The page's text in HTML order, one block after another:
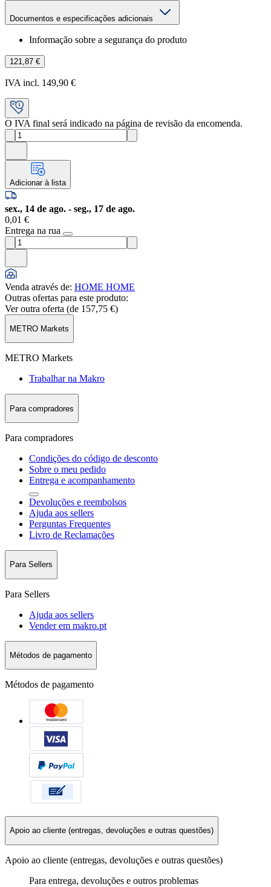
Documentos e especificações adicionais
Informação sobre a segurança do produto
121,87 €
IVA incl. 149,90 €
O IVA final será indicado na página de revisão da encomenda.
Adicionar à lista
sex., 14 de ago. - seg., 17 de ago.
0,01 €
Entrega na rua
Venda através de: HOME HOME
Outras ofertas para este produto:
Ver outra oferta (de 157,75 €)
METRO Markets
METRO Markets
Trabalhar na Makro
Para compradores
Para compradores
Condições do código de desconto
Sobre o meu pedido
Entrega e acompanhamento
Devoluções e reembolsos
Ajuda aos sellers
Perguntas Frequentes
Livro de Reclamações
Para Sellers
Para Sellers
Ajuda aos sellers
Vender em makro.pt
Métodos de pagamento
Métodos de pagamento
Apoio ao cliente (entregas, devoluções e outras questões)
Apoio ao cliente (entregas, devoluções e outras questões)
Para entrega, devoluções e outros problemas